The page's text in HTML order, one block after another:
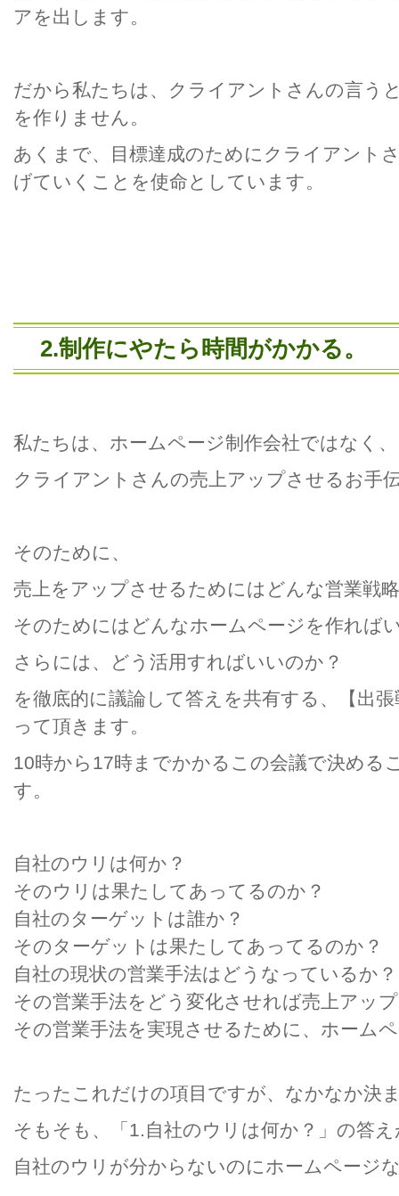
アを出します。
だから私たちは、クライアントさんの言う
を作りません。
あくまで、目標達成のためにクライアント
げていくことを使命としています。
2.制作にやたら時間がかかる。
私たちは、ホームページ制作会社ではなく、
クライアントさんの売上アップさせるお手
そのために、
売上をアップさせるためにはどんな営業戦
そのためにはどんなホームページを作れば
さらには、どう活用すればいいのか？
を徹底的に議論して答えを共有する、【出
って頂きます。
10時から17時までかかるこの会議で決める
す。
自社のウリは何か？
そのウリは果たしてあってるのか？
自社のターゲットは誰か？
そのターゲットは果たしてあってるのか？
自社の現状の営業手法はどうなっているか？
その営業手法をどう変化させれば売上アッ
その営業手法を実現させるために、ホーム
たったこれだけの項目ですが、なかなか決
そもそも、「1.自社のウリは何か？」の答
自社のウリが分からないのにホームページ